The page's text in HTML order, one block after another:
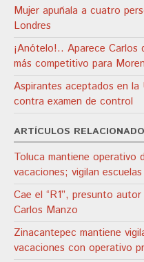
Mujer apuñala a cuatro
Londres
¡Anótelo!.. Aparece Carlos
más competitivo para
Aspirantes aceptados en la
contra examen de control
ARTÍCULOS
Toluca mantiene operativo
vacaciones; vigilan
Cae el “R1”, presunto
Carlos Manzo
Zinacantepec mantiene
vacaciones con operativo